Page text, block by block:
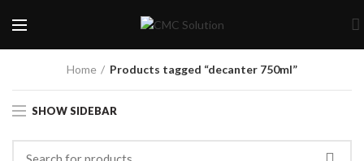
Home Products tagged “decanter 750ml”
SHOW SIDEBAR